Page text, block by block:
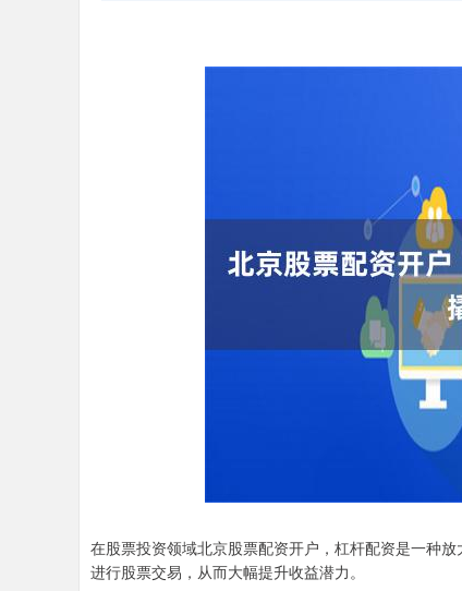
在股票投资领域北京股票配资开户，杠杆配资是一种
进行股票交易，从而大幅提升收益潜力。